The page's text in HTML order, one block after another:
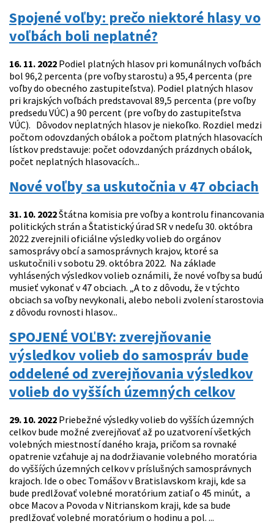
Spojené voľby: prečo niektoré hlasy vo
voľbách boli neplatné?
16. 11. 2022 Podiel platných hlasov pri komunálnych voľbách
bol 96,2 percenta (pre voľby starostu) a 95,4 percenta (pre
voľby do obecného zastupiteľstva). Podiel platných hlasov
pri krajských voľbách predstavoval 89,5 percenta (pre voľby
predsedu VÚC) a 90 percent (pre voľby do zastupiteľstva
VÚC). Dôvodov neplatných hlasov je niekoľko. Rozdiel medzi
počtom odovzdaných obálok a počtom platných hlasovacích
lístkov predstavuje: počet odovzdaných prázdnych obálok,
počet neplatných hlasovacích...
Nové voľby sa uskutočnia v 47 obciach
31. 10. 2022Štátna komisia pre voľby a kontrolu financovania
politických strán a Štatistický úrad SR v nedeľu 30. októbra
2022 zverejnili oficiálne výsledky volieb do orgánov
samosprávy obcí a samosprávnych krajov, ktoré sa
uskutočnili v sobotu 29. októbra 2022. Na základe
vyhlásených výsledkov volieb oznámili, že nové voľby sa budú
musieť vykonať v 47 obciach. „A to z dôvodu, že v týchto
obciach sa voľby nevykonali, alebo neboli zvolení starostovia
z dôvodu rovnosti hlasov...
SPOJENÉ VOĽBY: zverejňovanie
výsledkov volieb do samospráv bude
oddelené od zverejňovania výsledkov
volieb do vyšších územných celkov
29. 10. 2022 Priebežné výsledky volieb do vyšších územných
celkov bude možné zverejňovať až po uzatvorení všetkých
volebných miestností daného kraja, pričom sa rovnaké
opatrenie vzťahuje aj na dodržiavanie volebného moratória
do vyššíých územných celkov v príslušných samosprávnych
krajoch. Ide o obec Tomášov v Bratislavskom kraji, kde sa
bude predlžovať volebné moratórium zatiaľ o 45 minút, a
obce Macov a Povoda v Nitrianskom kraji, kde sa bude
predlžovať volebné moratórium o hodinu a pol. ...